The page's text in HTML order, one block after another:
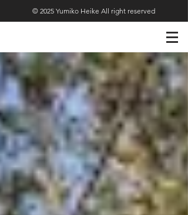
© 2025 Yumiko Heike All right reserved